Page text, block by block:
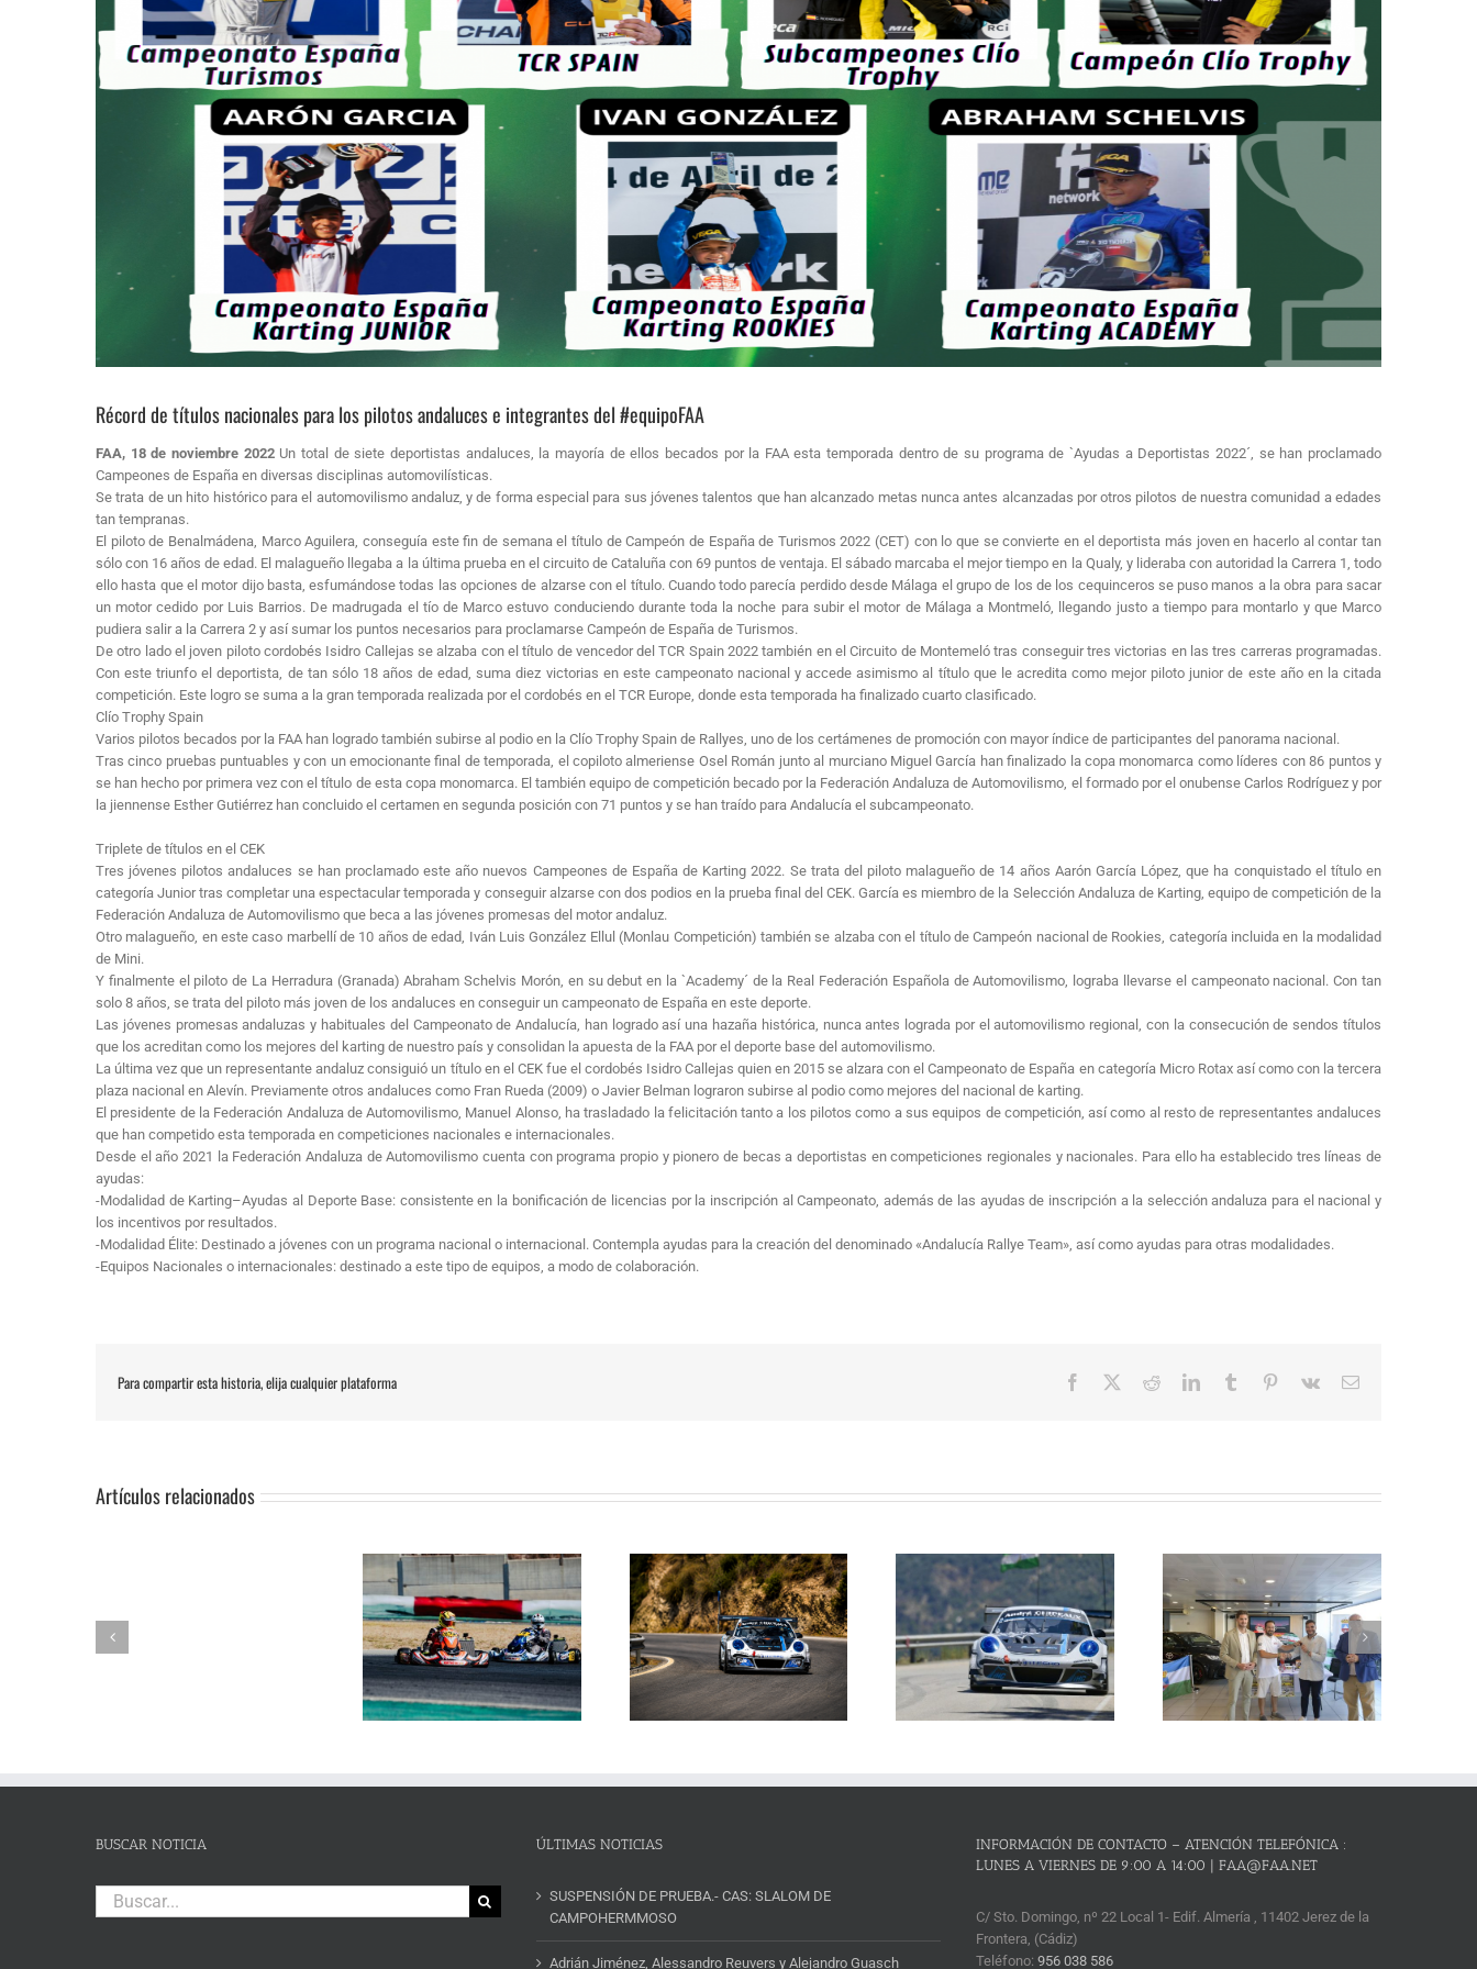
Récord de títulos nacionales para los pilotos andaluces e integrantes del #equipoFAA
FAA, 18 de noviembre 2022Un total de siete deportistas andaluces, la mayoría de ellos becados por la FAA esta temporada dentro de su programa de `Ayudas a Deportistas 2022´, se han proclamado
Campeones de España en diversas disciplinas automovilísticas.
Se trata de un hito histórico para el automovilismo andaluz, y de forma especial para sus jóvenes talentos que han alcanzado metas nunca antes alcanzadas por otros pilotos de nuestra comunidad a edades
tan tempranas.
El piloto de Benalmádena, Marco Aguilera, conseguía este fin de semana el título de Campeón de España de Turismos 2022 (CET) con lo que se convierte en el deportista más joven en hacerlo al contar tan
sólo con 16 años de edad. El malagueño llegaba a la última prueba en el circuito de Cataluña con 69 puntos de ventaja. El sábado marcaba el mejor tiempo en la Qualy, y lideraba con autoridad la Carrera 1, todo
ello hasta que el motor dijo basta, esfumándose todas las opciones de alzarse con el título. Cuando todo parecía perdido desde Málaga el grupo de los de los cequinceros se puso manos a la obra para sacar
un motor cedido por Luis Barrios. De madrugada el tío de Marco estuvo conduciendo durante toda la noche para subir el motor de Málaga a Montmeló, llegando justo a tiempo para montarlo y que Marco
pudiera salir a la Carrera 2 y así sumar los puntos necesarios para proclamarse Campeón de España de Turismos.
De otro lado el joven piloto cordobés Isidro Callejas se alzaba con el título de vencedor del TCR Spain 2022 también en el Circuito de Montemeló tras conseguir tres victorias en las tres carreras programadas.
Con este triunfo el deportista, de tan sólo 18 años de edad, suma diez victorias en este campeonato nacional y accede asimismo al título que le acredita como mejor piloto junior de este año en la citada
competición. Este logro se suma a la gran temporada realizada por el cordobés en el TCR Europe, donde esta temporada ha finalizado cuarto clasificado.
Clío Trophy Spain
Varios pilotos becados por la FAA han logrado también subirse al podio en la Clío Trophy Spain de Rallyes, uno de los certámenes de promoción con mayor índice de participantes del panorama nacional.
Tras cinco pruebas puntuables y con un emocionante final de temporada, el copiloto almeriense Osel Román junto al murciano Miguel García han finalizado la copa monomarca como líderes con 86 puntos y
se han hecho por primera vez con el título de esta copa monomarca. El también equipo de competición becado por la Federación Andaluza de Automovilismo, el formado por el onubense Carlos Rodríguez y por
la jiennense Esther Gutiérrez han concluido el certamen en segunda posición con 71 puntos y se han traído para Andalucía el subcampeonato.
Triplete de títulos en el CEK
Tres jóvenes pilotos andaluces se han proclamado este año nuevos Campeones de España de Karting 2022. Se trata del piloto malagueño de 14 años Aarón García López, que ha conquistado el título en
categoría Junior tras completar una espectacular temporada y conseguir alzarse con dos podios en la prueba final del CEK. García es miembro de la Selección Andaluza de Karting, equipo de competición de la
Federación Andaluza de Automovilismo que beca a las jóvenes promesas del motor andaluz.
Otro malagueño, en este caso marbellí de 10 años de edad, Iván Luis González Ellul (Monlau Competición) también se alzaba con el título de Campeón nacional de Rookies, categoría incluida en la modalidad
de Mini.
Y finalmente el piloto de La Herradura (Granada) Abraham Schelvis Morón, en su debut en la `Academy´ de la Real Federación Española de Automovilismo, lograba llevarse el campeonato nacional. Con tan
solo 8 años, se trata del piloto más joven de los andaluces en conseguir un campeonato de España en este deporte.
Las jóvenes promesas andaluzas y habituales del Campeonato de Andalucía, han logrado así una hazaña histórica, nunca antes lograda por el automovilismo regional, con la consecución de sendos títulos
que los acreditan como los mejores del karting de nuestro país y consolidan la apuesta de la FAA por el deporte base del automovilismo.
La última vez que un representante andaluz consiguió un título en el CEK fue el cordobés Isidro Callejas quien en 2015 se alzara con el Campeonato de España en categoría Micro Rotax así como con la tercera
plaza nacional en Alevín. Previamente otros andaluces como Fran Rueda (2009) o Javier Belman lograron subirse al podio como mejores del nacional de karting.
El presidente de la Federación Andaluza de Automovilismo, Manuel Alonso, ha trasladado la felicitación tanto a los pilotos como a sus equipos de competición, así como al resto de representantes andaluces
que han competido esta temporada en competiciones nacionales e internacionales.
Desde el año 2021 la Federación Andaluza de Automovilismo cuenta con programa propio y pionero de becas a deportistas en competiciones regionales y nacionales. Para ello ha establecido tres líneas de
ayudas:
-Modalidad de Karting–Ayudas al Deporte Base: consistente en la bonificación de licencias por la inscripción al Campeonato, además de las ayudas de inscripción a la selección andaluza para el nacional y
los incentivos por resultados.
-Modalidad Élite: Destinado a jóvenes con un programa nacional o internacional. Contempla ayudas para la creación del denominado «Andalucía Rallye Team», así como ayudas para otras modalidades.
-Equipos Nacionales o internacionales: destinado a este tipo de equipos, a modo de colaboración.
Para compartir esta historia, elija cualquier plataforma Facebook RedditLinkedInTumblr Pinterest
Vk
Correo
Artículos relacionados
Humberto Janssens conquista la
Subida al Cerro de los Cañones
de Lanjarón 2026 en un brillante
fin de semana de automovilismo
La Subida al Cerro de los
Cañones levanta hoy el telón con
un cartel de lujo
La Subida al Cerro de los
Cañones – Lanjarón 2026 se
presenta con lleno absoluto de
inscritos y el reto de revalidar su
condición de mejor prueba
andaluza de montaña
BUSCAR NOTICIA
Buscar:
ÚLTIMAS NOTICIAS
SUSPENSIÓN DE PRUEBA.- CAS: SLALOM DE
CAMPOHERMMOSO
Adrián Jiménez, Alessandro Reuvers y Alejandro Guasch
INFORMACIÓN DE CONTACTO – ATENCIÓN TELEFÓNICA :
LUNES A VIERNES DE 9:00 A 14:00 | FAA@FAA.NET
C/ Sto. Domingo, nº 22 Local 1- Edif. Almería , 11402 Jerez de la
Frontera, (Cádiz)
Teléfono:956 038 586